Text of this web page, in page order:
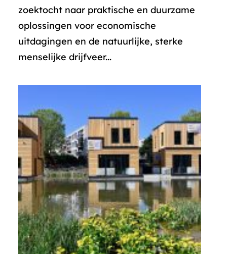
zoektocht naar praktische en duurzame
oplossingen voor economische
uitdagingen en de natuurlijke, sterke
menselijke drijfveer...